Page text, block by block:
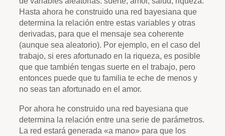
Hasta ahora he construido una red bayesiana que
determina la relación entre estas variables y otras
derivadas, para que el mensaje sea coherente
(aunque sea aleatorio). Por ejemplo, en el caso del
trabajo, si eres afortunado en la riqueza, es posible
que que también tengas suerte en el trabajo, pero
entonces puede que tu familia te eche de menos y
no seas tan afortunado en el amor.
Por ahora he construido una red bayesiana que
determina la relación entre una serie de parámetros.
La red estará generada «a mano» para que los